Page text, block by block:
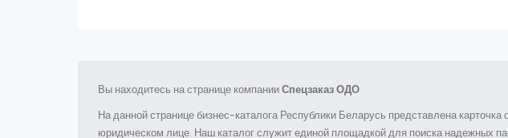
Вы находитесь на странице компанииСпецзаказ ОДО
На данной странице бизнес-каталога Республики Беларусь представлена
юридическом лице. Наш каталог служит единой площадкой для поиска надежных